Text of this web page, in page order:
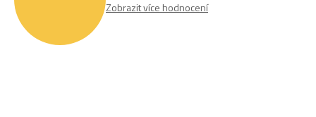
Zobrazit více hodnocení